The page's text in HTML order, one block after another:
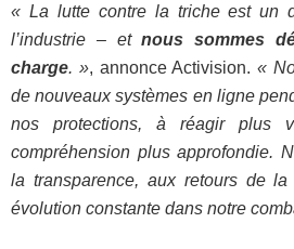
« La lutte contre la triche est un
l’industrie – etnous sommes
charge. », annonce Activision. «
de nouveaux systèmes en ligne
nos protections, à réagir plus
compréhension plus approfondie.
la transparence, aux retours de
évolution constante dans notre